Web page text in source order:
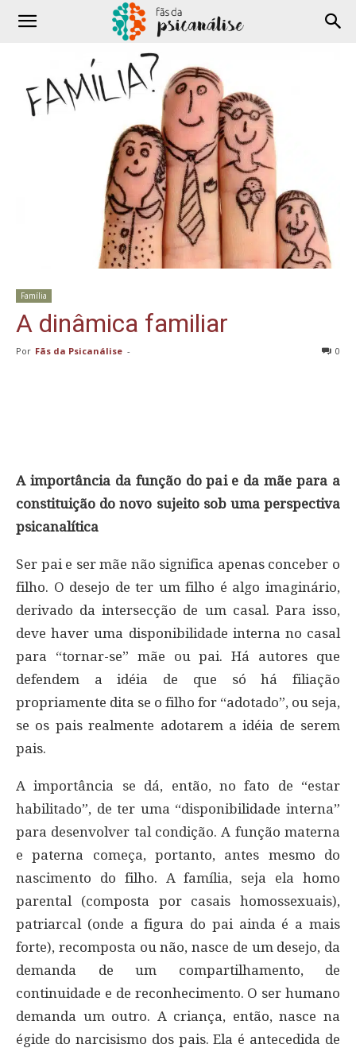
Família
A dinâmica familiar
Por Fãs da Psicanálise - 0
A importância da função do pai e da mãe para a
constituição do novo sujeito sob uma perspectiva
psicanalítica
Ser pai e ser mãe não significa apenas conceber o
filho. O desejo de ter um filho é algo imaginário,
derivado da intersecção de um casal. Para isso,
deve haver uma disponibilidade interna no casal
para “tornar-se” mãe ou pai. Há autores que
defendem a idéia de que só há filiação
propriamente dita se o filho for “adotado”, ou seja,
se os pais realmente adotarem a idéia de serem
pais.
A importância se dá, então, no fato de “estar
habilitado”, de ter uma “disponibilidade interna”
para desenvolver tal condição. A função materna
e paterna começa, portanto, antes mesmo do
nascimento do filho. A família, seja ela homo
parental (composta por casais homossexuais),
patriarcal (onde a figura do pai ainda é a mais
forte), recomposta ou não, nasce de um desejo, da
demanda de um compartilhamento, de
continuidade e de reconhecimento. O ser humano
demanda um outro. A criança, então, nasce na
égide do narcisismo dos pais. Ela é antecedida de